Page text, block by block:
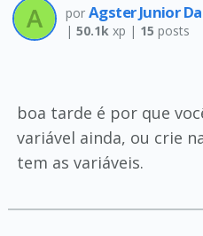
por Agster Junior
| 50.1k xp | 15 posts
boa tarde é por que
variável ainda, ou crie
tem as variáveis.